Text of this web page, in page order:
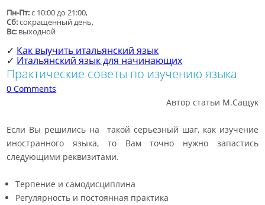
Пн-Пт:с 10:00 до 21:00,
Сб:сокращенный день,
Вс: выходной
✓ Как выучить итальянский язык
✓ Итальянский язык для начинающих
Практические советы по изучению языка
0 Comments
Автор статьи М.Сащук
Если Вы решились на такой серьезный шаг, как изучение
иностранного языка, то Вам точно нужно запастись
следующими реквизитами.
Терпение и самодисциплина
Регулярность и постоянная практика